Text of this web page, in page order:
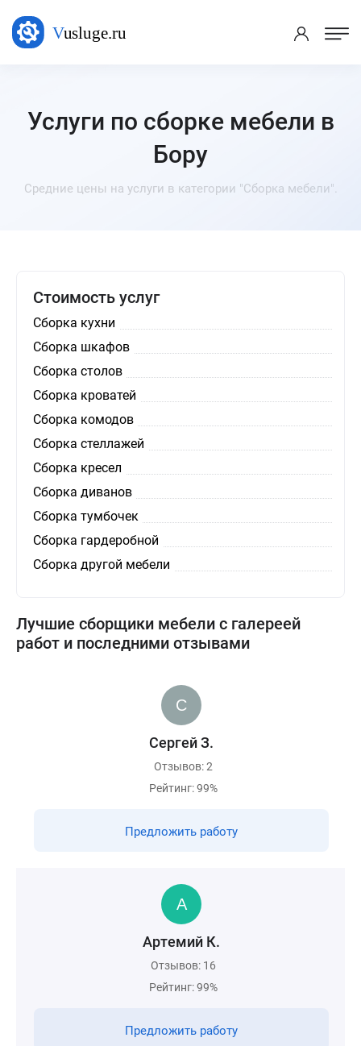
Услуги по сборке мебели в
Бору
Средние цены на услуги в категории "Сборка мебели".
Стоимость услуг
Сборка кухни
Сборка шкафов
Сборка столов
Сборка кроватей
Сборка комодов
Сборка стеллажей
Сборка кресел
Сборка диванов
Сборка тумбочек
Сборка гардеробной
Сборка другой мебели
Лучшие сборщики мебели с галереей
работ и последними отзывами
Сергей З.
Отзывов: 2
Рейтинг: 99%
Предложить работу
Артемий К.
Отзывов: 16
Рейтинг: 99%
Предложить работу